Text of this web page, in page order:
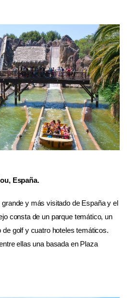
España.
y más visitado de España y el
consta de un parque temático, un
golf y cuatro hoteles temáticos.
ellas una basada en Plaza